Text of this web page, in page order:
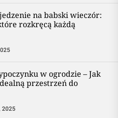
na babski wieczór:
rozkręcą każdą
w ogrodzie – Jak
przestrzeń do
2025